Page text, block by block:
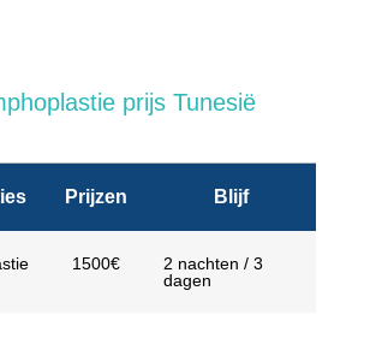
prijs Tunesië
Prijzen Blijf
1500€
2 nachten / 3
dagen